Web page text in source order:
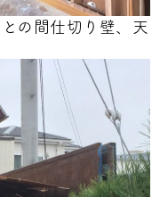
の間仕切り壁、天